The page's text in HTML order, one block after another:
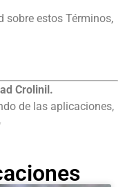
sobre estos Términos,
Crolinil.
de las aplicaciones,